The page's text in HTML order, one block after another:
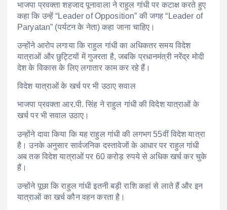
भाजपा प्रवक्ता शहजाद पूनावाला ने राहुल गांधी पर कटाक्ष करते हुए
कहा कि उन्हें “Leader of Opposition” की जगह “Leader of
Paryatan” (पर्यटन के नेता) कहा जाना चाहिए।
उन्होंने आरोप लगाया कि राहुल गांधी का अधिकतर समय विदेश
यात्राओं और छुट्टियों में गुजरता है, जबकि प्रधानमंत्री नरेंद्र मोदी
देश के विकास के लिए लगातार काम कर रहे हैं।
विदेश यात्राओं के खर्च पर भी उठाए सवाल
भाजपा प्रवक्ता आर.पी. सिंह ने राहुल गांधी की विदेश यात्राओं के
खर्च पर भी सवाल उठाए।
उन्होंने दावा किया कि यह राहुल गांधी की लगभग 55वीं विदेश यात्रा
है। उनके अनुसार सार्वजनिक दस्तावेजों के आधार पर राहुल गांधी
अब तक विदेश यात्राओं पर 60 करोड़ रुपये से अधिक खर्च कर चुके
हैं।
उन्होंने पूछा कि राहुल गांधी इतनी बड़ी राशि कहां से लाते हैं और इन
यात्राओं का खर्च कौन वहन करता है।